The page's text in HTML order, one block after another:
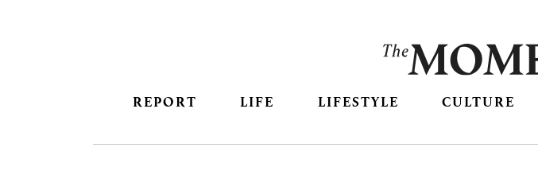
REPORT LIFE LIFESTYLE CULTURE